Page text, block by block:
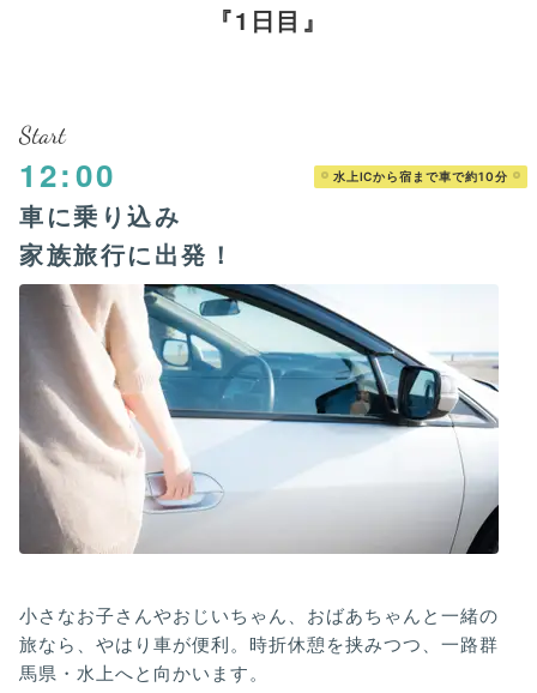
1日目
Start
12:00 水上ICから宿まで車で約10分
車に乗り込み
家族旅行に出発！
小さなお子さんやおじいちゃん、おばあちゃんと一緒の
旅なら、やはり車が便利。時折休憩を挟みつつ、一路群
馬県・水上へと向かいます。